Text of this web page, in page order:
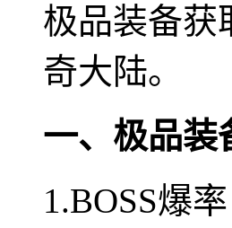
极品装备获
奇大陆。
一、极品装
1.BOSS爆率